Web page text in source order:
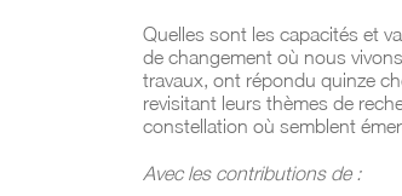
Quelles sont les capacités et
de changement où nous
travaux, ont répondu quinze
revisitant leurs thèmes de
constellation où semblent
Avec les contributions de :